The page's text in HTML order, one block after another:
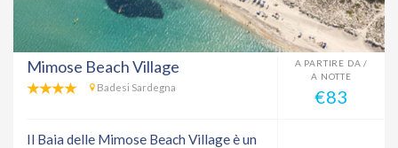
Mimose Beach Village
Badesi Sardegna
A PARTIRE DA /
A NOTTE
€83
Il Baia delle Mimose Beach Village è un